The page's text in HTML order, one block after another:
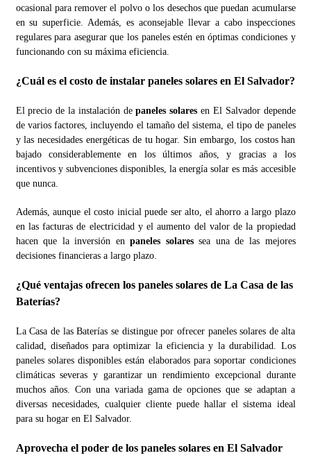
ocasional para remover el polvo o los desechos que puedan acumularse
en su superficie. Además, es aconsejable llevar a cabo inspecciones
regulares para asegurar que los paneles estén en óptimas condiciones y
funcionando con su máxima eficiencia.
¿Cuál es el costo de instalar paneles solares en El Salvador?
El precio de la instalación depaneles solares en El Salvador depende
de varios factores, incluyendo el tamaño del sistema, el tipo de paneles
y las necesidades energéticas de tu hogar. Sin embargo, los costos han
bajado considerablemente en los últimos años, y gracias a los
incentivos y subvenciones disponibles, la energía solar es más accesible
que nunca.
Además, aunque el costo inicial puede ser alto, el ahorro a largo plazo
en las facturas de electricidad y el aumento del valor de la propiedad
hacen que la inversión enpaneles solaressea una de las mejores
decisiones financieras a largo plazo.
¿Qué ventajas ofrecen los paneles solaresde La Casa de las
Baterías?
La Casa de las Baterías se distingue por ofrecer paneles solares de alta
calidad, diseñados para optimizar la eficiencia y la durabilidad. Los
paneles solares disponibles están elaborados para soportar condiciones
climáticas severas y garantizar un rendimiento excepcional durante
muchos años. Con una variada gama de opciones que se adaptan a
diversas necesidades, cualquier cliente puede hallar el sistema ideal
para su hogar en El Salvador.
Aprovecha el poder de los paneles solares en El Salvador